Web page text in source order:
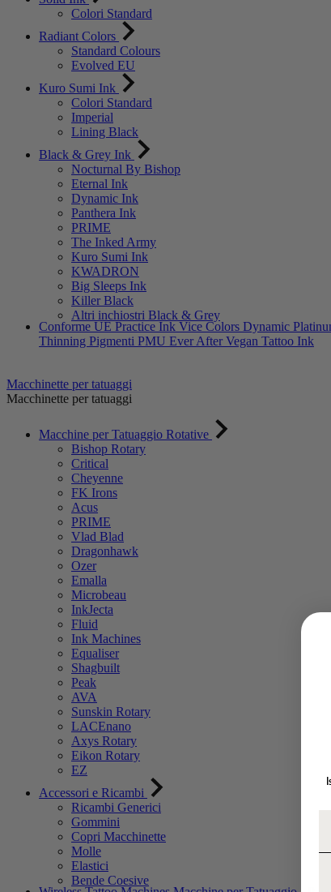
Colori Standard
Radiant Colors
Standard Colours
Evolved EU
Kuro Sumi Ink
Colori Standard
Imperial
Lining Black
Black & Grey Ink
Nocturnal By Bishop
Eternal Ink
Dynamic Ink
Panthera Ink
PRIME
The Inked Army
Kuro Sumi Ink
KWADRON
Big Sleeps Ink
Killer Black
Altri inchiostri Black & Grey
Conforme UE Practice Ink Vice Colors Dynamic
Thinning Pigmenti PMU Ever After Vegan Tattoo Ink
Macchinette per tatuaggi
Macchinette per tatuaggi
Macchine per Tatuaggio Rotative
Bishop Rotary
Critical
Cheyenne
FK Irons
Acus
PRIME
Vlad Blad
Dragonhawk
Ozer
Emalla
Microbeau
InkJecta
Fluid
Ink Machines
Equaliser
Shagbuilt
Peak
AVA
Sunskin Rotary
LACEnano
Axys Rotary
Eikon Rotary
EZ
Accessori e Ricambi
Ricambi Generici
Gommini
Copri Macchinette
Molle
Elastici
Bende Coesive